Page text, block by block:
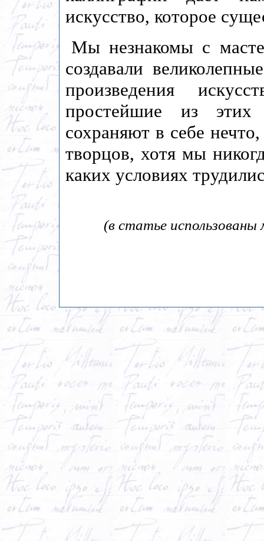
искусство, которое
Мы незнакомы с
создавали
произведения
простейшие из
сохраняют в себе
творцов, хотя мы
каких условиях
(в статье